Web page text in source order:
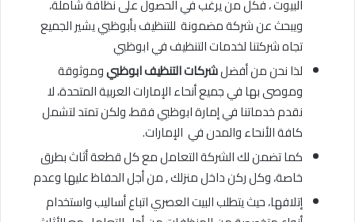
البيوت ، فكل من يرغب في الحصول على نظافة شاملة،
ويبحث عن شركة مضمونة للتنظيف بأبوظبي يشير الجميع
تجاه شركتنا لخدمات التنظيف في ابوظبي
لذا نحن من أفضلشركات التنظيف ابوظبيوموثوقة
وموصى بها في جميع أنحاء الإمارات العربية المتحدة، لا
نقدم خدماتنا في إمارة ابوظبي فقط، ولكن تمتد لتشمل
كافة الأنحاء والمدن في الإمارات.
كما تضمن لك الشركة التعامل مع كل قطعة أثاث بطرق
خاصة، وكل ركن داخل منزلك , من أجل الحفاظ عليها وعدم
إتلافها، حيث يتطلب البيت العصري اتباع أساليب واستخدام